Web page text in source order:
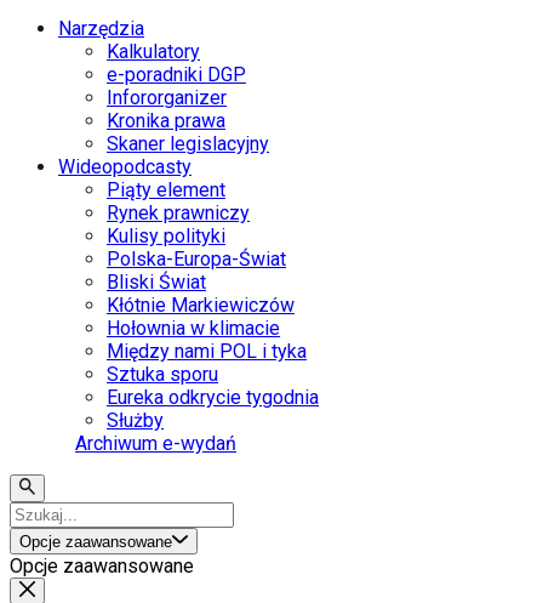
Narzędzia
Kalkulatory
e-poradniki DGP
Infororganizer
Kronika prawa
Skaner legislacyjny
Wideopodcasty
Piąty element
Rynek prawniczy
Kulisy polityki
Polska-Europa-Świat
Bliski Świat
Kłótnie Markiewiczów
Hołownia w klimacie
Między nami POL i tyka
Sztuka sporu
Eureka odkrycie tygodnia
Służby
Archiwum e-wydań
Opcje zaawansowane
Opcje zaawansowane